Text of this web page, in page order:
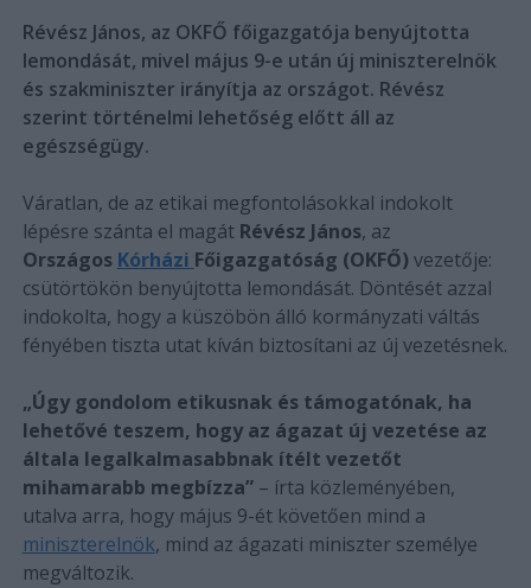
Révész János, az OKFŐ főigazgatója benyújtotta
lemondását, mivel május 9-e után új miniszterelnök
és szakminiszter irányítja az országot. Révész
szerint történelmi lehetőség előtt áll az
egészségügy.
Váratlan, de az etikai megfontolásokkal indokolt
lépésre szánta el magát Révész János, az
Országos Kórházi Főigazgatóság (OKFŐ) vezetője:
csütörtökön benyújtotta lemondását. Döntését azzal
indokolta, hogy a küszöbön álló kormányzati váltás
fényében tiszta utat kíván biztosítani az új vezetésnek.
„Úgy gondolom etikusnak és támogatónak, ha
lehetővé teszem, hogy az ágazat új vezetése az
általa legalkalmasabbnak ítélt vezetőt
mihamarabb megbízza” – írta közleményében,
utalva arra, hogy május 9-ét követően mind a
miniszterelnök, mind az ágazati miniszter személye
megváltozik.